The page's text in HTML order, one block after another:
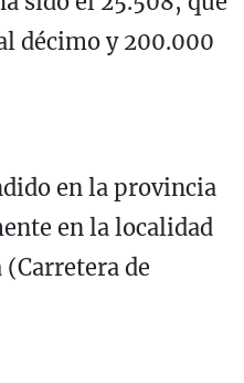
décimo y 200.000
en la provincia
en la localidad
(Carretera de